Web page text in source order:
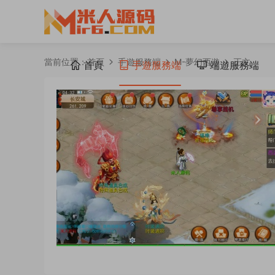
首頁 手遊服務端 端遊服務端
當前位置：首頁 手遊服務端 M-夢幻西遊 正文